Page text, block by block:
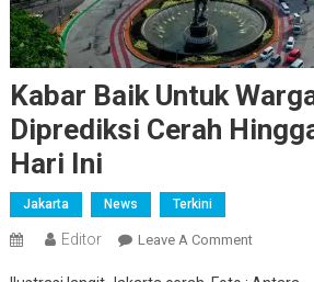
Kabar Baik Untuk
Diprediksi Cerah
Hari Ini
Jakarta News Terkini
Editor Leave A CommentOn